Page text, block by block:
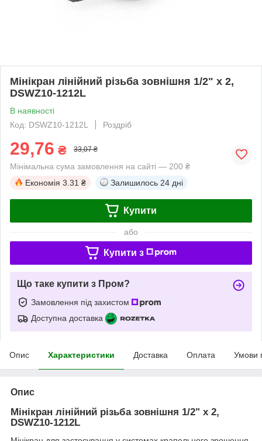
Мінікран лінійний різьба зовнішня 1/2" х 2,
DSWZ10-1212L
В наявності
Код: DSWZ10-1212L
Роздріб
29,76 ₴ 33,07 ₴
Мінімальна сума замовлення на сайті — 200 ₴
Економія 3.31 ₴ Залишилось 24 дні
Купити
або
Купити з
Що таке купити з Пром?
Замовлення під захистом
Доступна доставка
Опис Характеристики Доставка Оплата Умови
Опис
Мінікран лінійний різьба зовнішня 1/2" х 2,
DSWZ10-1212L